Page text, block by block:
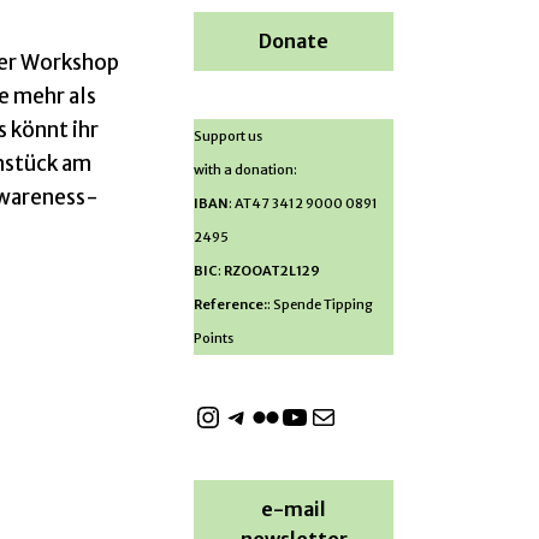
Workshop
mehr als
könnt ihr
am
Donate
Support us
with a donation:
IBAN: AT47 3412 9000 0891
2495
BIC: RZOOAT2L129
Reference:: Spende Tipping
Points
e-mail